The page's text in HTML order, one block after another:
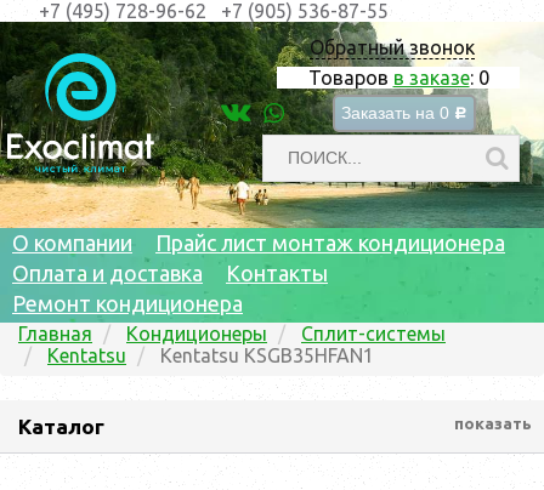
Обратный звонок
Товаров в заказе: 0
Заказать на 0 c
+7 (495) 728-96-62 +7 (905) 536-87-55
О компании
Прайс лист монтаж кондиционера
Оплата и доставка
Контакты
Ремонт кондиционера
Главная Кондиционеры
Сплит-системы
Kentatsu
Kentatsu KSGB35HFAN1
Каталог показать